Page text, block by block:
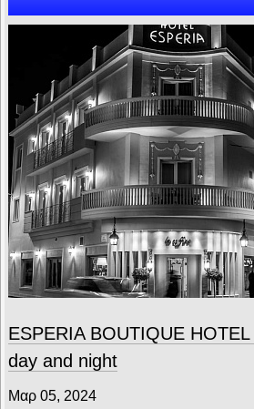
ESPERIA BOUTIQUE
day and night
Μαρ 05, 2024